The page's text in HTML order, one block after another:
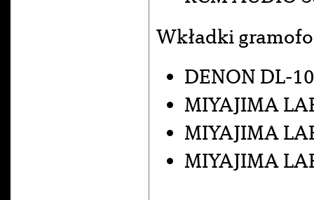
Wkładki
DENON DL-
MIYAJIMA
MIYAJIMA
MIYAJIMA